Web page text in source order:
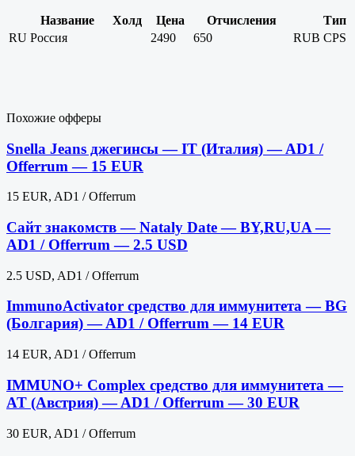
Название Холд Цена Отчисления
Тип
RU Россия 2490 650 RUB CPS
Похожие офферы
Snella Jeans джегинсы — IT (Италия) — AD1 /
Offerrum — 15 EUR
15 EUR, AD1 / Offerrum
Сайт знакомств — Nataly Date — BY,RU,UA —
AD1 / Offerrum — 2.5 USD
2.5 USD, AD1 / Offerrum
ImmunoActivator средство для иммунитета — BG
(Болгария) — AD1 / Offerrum — 14 EUR
14 EUR, AD1 / Offerrum
IMMUNO+ Complex средство для иммунитета —
AT (Австрия) — AD1 / Offerrum — 30 EUR
30 EUR, AD1 / Offerrum